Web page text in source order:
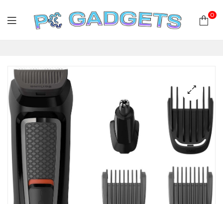
Gadgets
Plus
|
Hardware
|
Αναλώσιμα
0